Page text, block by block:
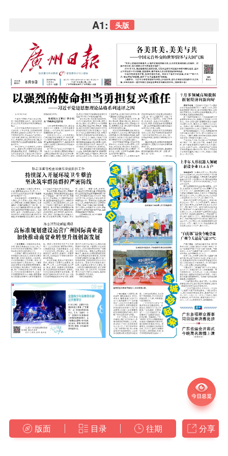
A1: 头版
版面 目录 往期 分享